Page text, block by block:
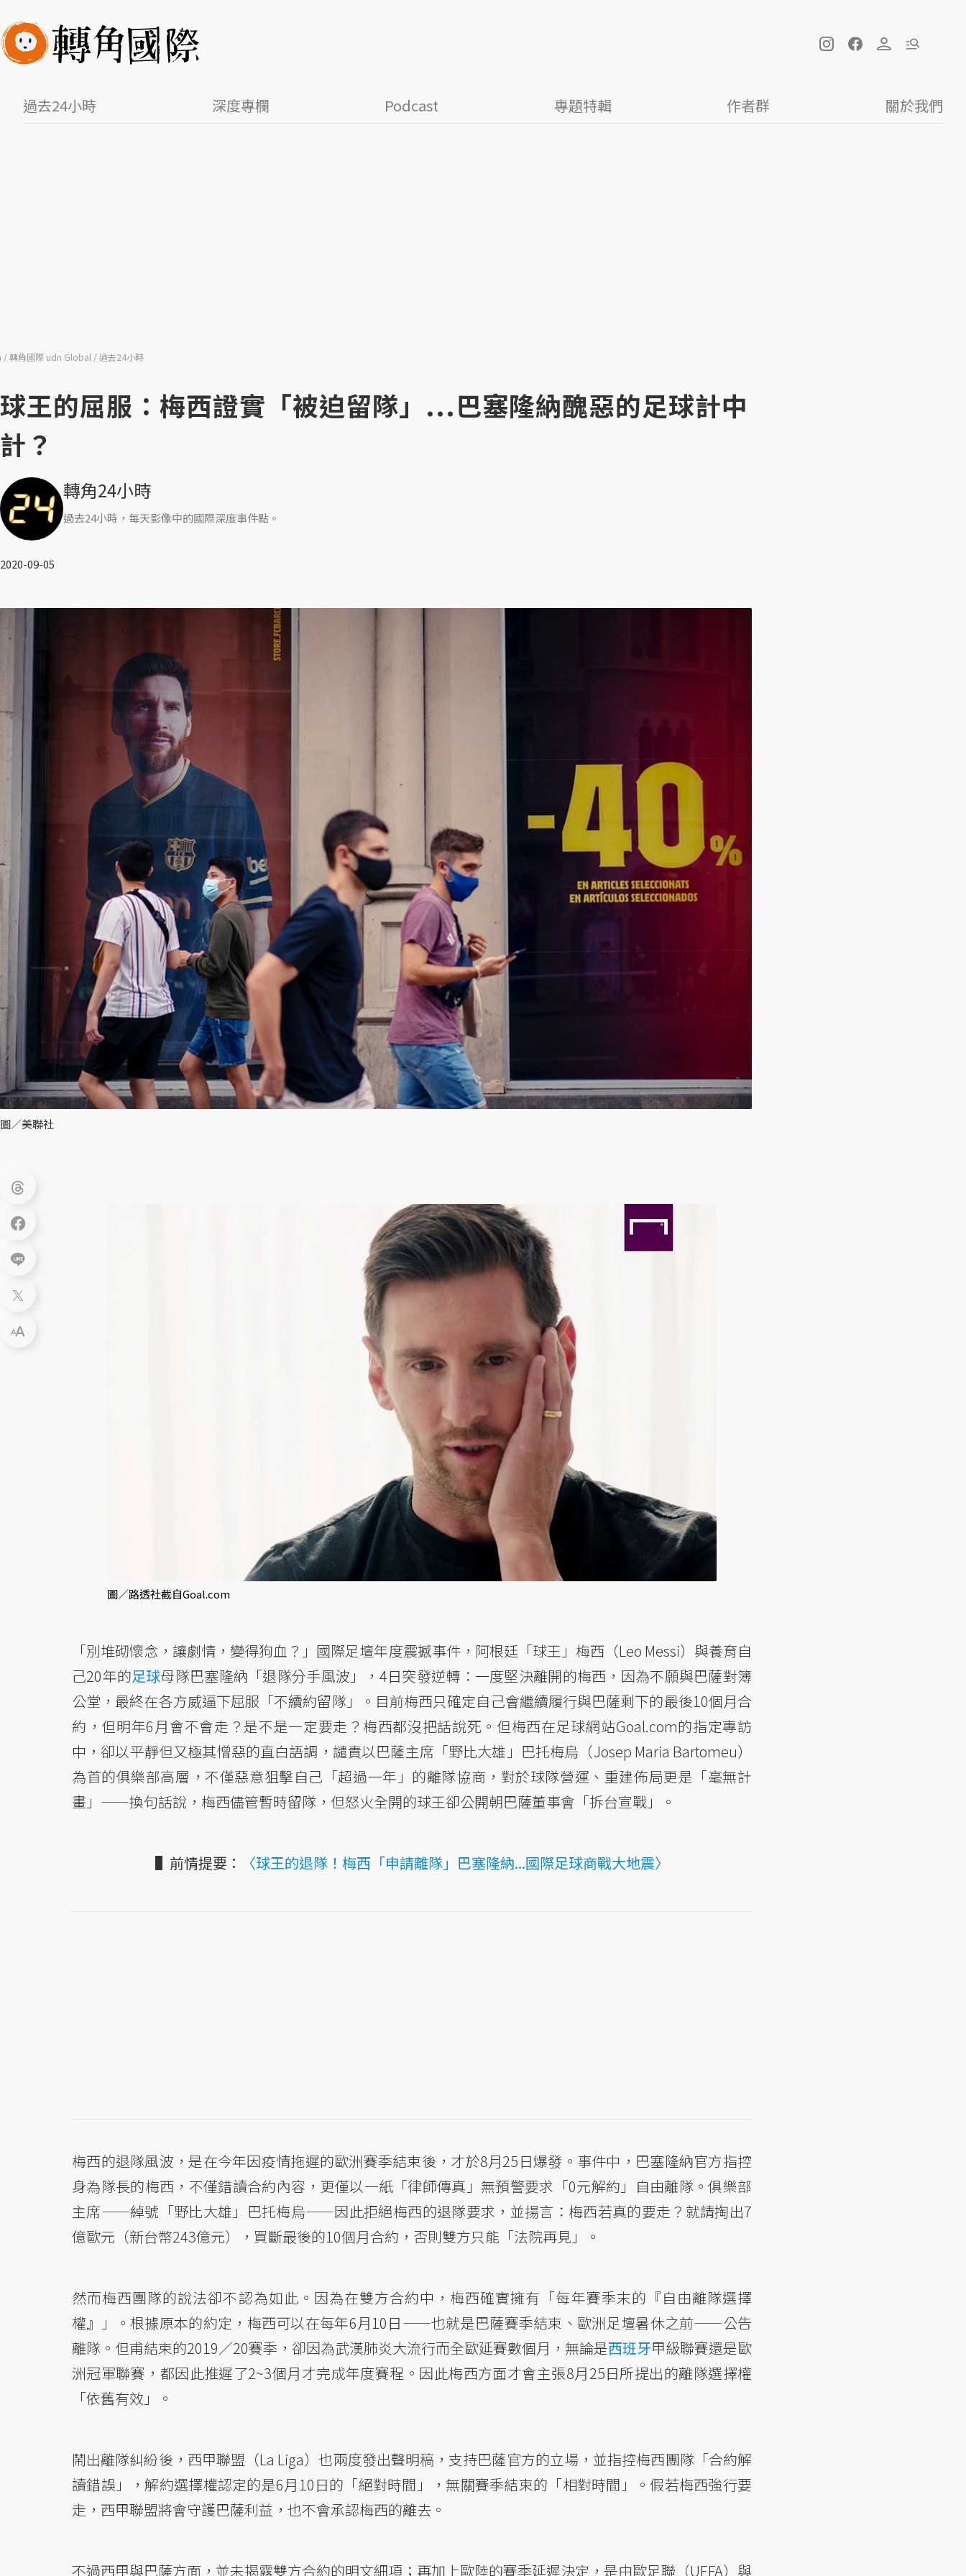
過去24小時 深度專欄 Podcast 專題特輯 作者群 關於我們
轉角國際 udn Global 過去24小時
球王的屈服：梅西證實「被迫留隊」...巴塞隆納醜惡的足球計中
計？
轉角24小時
過去24小時，每天影像中的國際深度事件點。
2020-09-05
圖／美聯社
圖／路透社截自Goal.com
「別堆砌懷念，讓劇情，變得狗血？」國際足壇年度震撼事件，阿根廷「球王」梅西（Leo Messi）與養育自
己20年的足球母隊巴塞隆納「退隊分手風波」，4日突發逆轉：一度堅決離開的梅西，因為不願與巴薩對簿
公堂，最終在各方威逼下屈服「不續約留隊」。目前梅西只確定自己會繼續履行與巴薩剩下的最後10個月合
約，但明年6月會不會走？是不是一定要走？梅西都沒把話說死。但梅西在足球網站Goal.com的指定專訪
中，卻以平靜但又極其憎惡的直白語調，譴責以巴薩主席「野比大雄」巴托梅烏（Josep Maria Bartomeu）
為首的俱樂部高層，不僅惡意狙擊自己「超過一年」的離隊協商，對於球隊營運、重建佈局更是「毫無計
畫」——換句話說，梅西儘管暫時留隊，但怒火全開的球王卻公開朝巴薩董事會「拆台宣戰」。
▌前情提要： 〈球王的退隊！梅西「申請離隊」巴塞隆納...國際足球商戰大地震〉
梅西的退隊風波，是在今年因疫情拖遲的歐洲賽季結束後，才於8月25日爆發。事件中，巴塞隆納官方指控
身為隊長的梅西，不僅錯讀合約內容，更僅以一紙「律師傳真」無預警要求「0元解約」自由離隊。俱樂部
主席——綽號「野比大雄」巴托梅烏——因此拒絕梅西的退隊要求，並揚言：梅西若真的要走？就請掏出7
億歐元（新台幣243億元），買斷最後的10個月合約，否則雙方只能「法院再見」。
然而梅西團隊的說法卻不認為如此。因為在雙方合約中，梅西確實擁有「每年賽季末的『自由離隊選擇
權』」。根據原本的約定，梅西可以在每年6月10日——也就是巴薩賽季結束、歐洲足壇暑休之前——公告
離隊。但甫結束的2019／20賽季，卻因為武漢肺炎大流行而全歐延賽數個月，無論是西班牙甲級聯賽還是歐
洲冠軍聯賽，都因此推遲了2~3個月才完成年度賽程。因此梅西方面才會主張8月25日所提出的離隊選擇權
「依舊有效」。
鬧出離隊糾紛後，西甲聯盟（La Liga）也兩度發出聲明稿，支持巴薩官方的立場，並指控梅西團隊「合約解
讀錯誤」，解約選擇權認定的是6月10日的「絕對時間」，無關賽季結束的「相對時間」。假若梅西強行要
走，西甲聯盟將會守護巴薩利益，也不會承認梅西的離去。
不過西甲與巴薩方面，並未揭露雙方合約的明文細項；再加上歐陸的賽季延遲決定，是由歐足聯（UEFA）與